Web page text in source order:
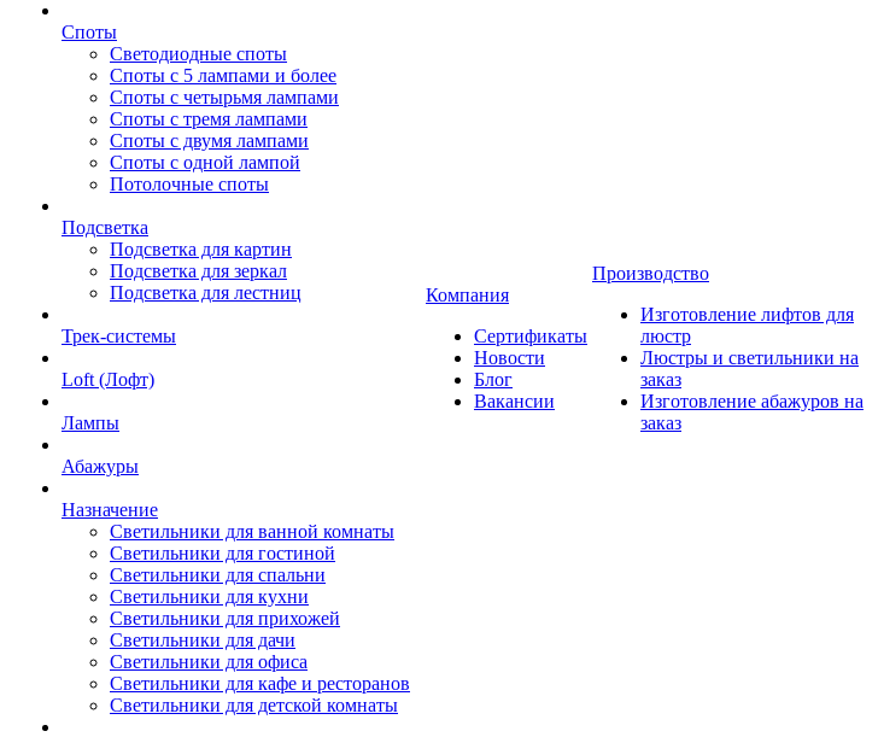
Споты
Светодиодные споты
Споты с 5 лампами и более
Споты с четырьмя лампами
Споты с тремя лампами
Споты с двумя лампами
Споты с одной лампой
Потолочные споты
Подсветка
Подсветка для картин
Подсветка для зеркал
Подсветка для лестниц
Трек-системы
Loft (Лофт)
Лампы
Абажуры
Назначение
Светильники для ванной комнаты
Светильники для гостиной
Светильники для спальни
Светильники для кухни
Светильники для прихожей
Светильники для дачи
Светильники для офиса
Светильники для кафе и ресторанов
Светильники для детской комнаты
Компания
Сертификаты
Новости
Блог
Вакансии
Производство
Изготовление лифтов для
люстр
Люстры и светильники на
заказ
Изготовление абажуров на
заказ